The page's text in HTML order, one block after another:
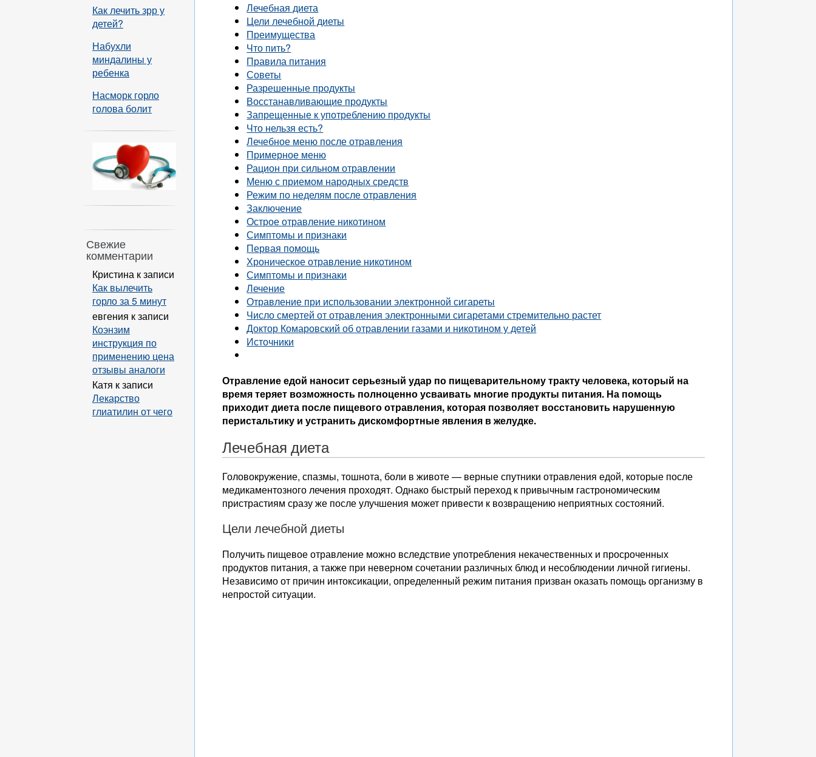
Лечебная диета
Цели лечебной диеты
Преимущества
Что пить?
Правила питания
Советы
Разрешенные продукты
Восстанавливающие продукты
Запрещенные к употреблению продукты
Что нельзя есть?
Лечебное меню после отравления
Примерное меню
Рацион при сильном отравлении
Меню с приемом народных средств
Режим по неделям после отравления
Заключение
Острое отравление никотином
Симптомы и признаки
Первая помощь
Хроническое отравление никотином
Симптомы и признаки
Лечение
Отравление при использовании электронной сигареты
Число смертей от отравления электронными сигаретами стремительно растет
Доктор Комаровский об отравлении газами и никотином у детей
Источники
Отравление едой наносит серьезный удар по пищеварительному тракту человека, который на
время теряет возможность полноценно усваивать многие продукты питания. На помощь
приходит диета после пищевого отравления, которая позволяет восстановить нарушенную
перистальтику и устранить дискомфортные явления в желудке.
Лечебная диета
Головокружение, спазмы, тошнота, боли в животе — верные спутники отравления едой, которые после
медикаментозного лечения проходят. Однако быстрый переход к привычным гастрономическим
пристрастиям сразу же после улучшения может привести к возвращению неприятных состояний.
Цели лечебной диеты
Получить пищевое отравление можно вследствие употребления некачественных и просроченных
продуктов питания, а также при неверном сочетании различных блюд и несоблюдении личной гигиены.
Независимо от причин интоксикации, определенный режим питания призван оказать помощь организму в
непростой ситуации.
Как лечить зрр у
детей?
Набухли
миндалины у
ребенка
Насморк горло
голова болит
Свежие
комментарии
Кристина к записи
Как вылечить
горло за 5 минут
евгения к записи
Коэнзим
инструкция по
применению цена
отзывы аналоги
Катя к записи
Лекарство
глиатилин от чего